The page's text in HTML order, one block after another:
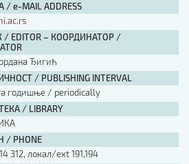
/ e-MAIL ADDRESS
/ EDITOR – КООРДИНАТОР /
Ђигић
/ PUBLISHING INTERVAL
годишње / periodically
/ LIBRARY
/ PHONE
312, локал/ext 191,194